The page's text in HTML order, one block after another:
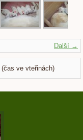
Další →
(čas ve vteřinách)